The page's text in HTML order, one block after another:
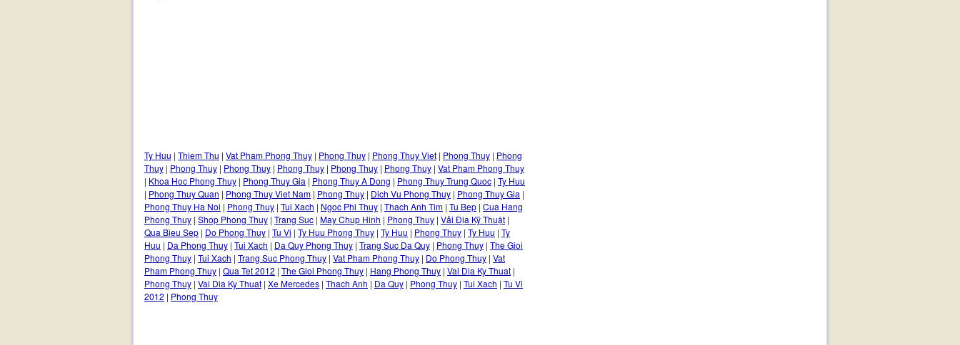
Ty Huu | Thiem Thu | Vat Pham Phong Thuy | Phong Thuy | Phong Thuy Viet | Phong Thuy | Phong
Thuy | Phong Thuy | Phong Thuy | Phong Thuy | Phong Thuy | Phong Thuy | Vat Pham Phong Thuy
| Khoa Hoc Phong Thuy | Phong Thuy Gia | Phong Thuy A Dong | Phong Thuy Trung Quoc | Ty Huu
| Phong Thuy Quan | Phong Thuy Viet Nam | Phong Thuy | Dich Vu Phong Thuy | Phong Thuy Gia |
Phong Thuy Ha Noi | Phong Thuy | Tui Xach | Ngoc Phi Thuy | Thach Anh Tim | Tu Bep | Cua Hang
Phong Thuy | Shop Phong Thuy | Trang Suc | May Chup Hinh | Phong Thuy | Vải Địa Kỹ Thuật |
Qua Bieu Sep | Do Phong Thuy | Tu Vi | Ty Huu Phong Thuy | Ty Huu | Phong Thuy | Ty Huu | Ty
Huu | Da Phong Thuy | Tui Xach | Da Quy Phong Thuy | Trang Suc Da Quy | Phong Thuy | The Gioi
Phong Thuy | Tui Xach | Trang Suc Phong Thuy | Vat Pham Phong Thuy | Do Phong Thuy | Vat
Pham Phong Thuy | Qua Tet 2012 | The Gioi Phong Thuy | Hang Phong Thuy | Vai Dia Ky Thuat |
Phong Thuy | Vai Dia Ky Thuat | Xe Mercedes | Thach Anh | Da Quy | Phong Thuy | Tui Xach | Tu Vi
2012 | Phong Thuy